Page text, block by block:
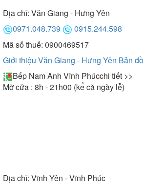
Địa chỉ: Văn Giang - Hưng Yên
0971.048.739
0915.244.598
Mã số thuế: 0900469517
Giới thiệu Văn Giang - Hưng Yên Bản đồ
Bếp Nam Anh Vĩnh Phúcchi tiết >>
Mở cửa : 8h - 21h00 (kể cả ngày lễ)
Địa chỉ: Vĩnh Yên - Vĩnh Phúc